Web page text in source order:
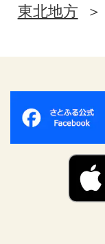
東北地方